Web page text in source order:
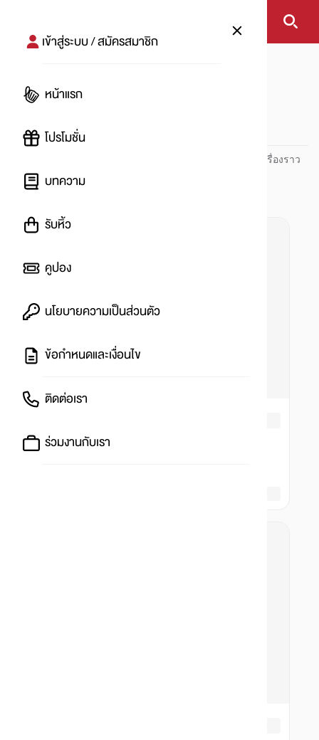
เข้าสู่ระบบ / สมัครสมาชิก
หน้าแรก
โปรโมชั่น
บทความ
รับหิ้ว
คูปอง
นโยบายความเป็นส่วนตัว
ข้อกำหนดและเงื่อนไข
ติดต่อเรา
ร่วมงานกับเรา
#
ปันโปร PUNPRO ที่ 1 ด้านโปรโมชัน อัปเดตและติดตามทุกเรื่องราว
โปรโมชัน